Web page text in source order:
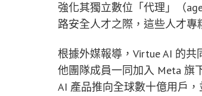
強化其獨立數位「代理」（
路安全人才之際，這些人才專
根據外媒報導，Virtue AI 的共
他團隊成員一同加入 Meta 旗
AI 產品推向全球數十億用戶